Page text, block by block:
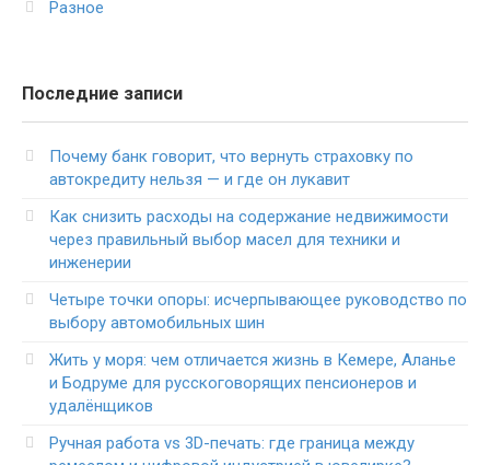
Разное
Последние записи
Почему банк говорит, что вернуть страховку по
автокредиту нельзя — и где он лукавит
Как снизить расходы на содержание недвижимости
через правильный выбор масел для техники и
инженерии
Четыре точки опоры: исчерпывающее руководство по
выбору автомобильных шин
Жить у моря: чем отличается жизнь в Кемере, Аланье
и Бодруме для русскоговорящих пенсионеров и
удалёнщиков
Ручная работа vs 3D-печать: где граница между